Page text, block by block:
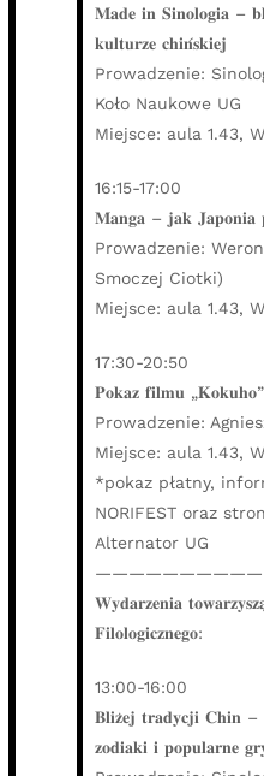
𝐌𝐚𝐝𝐞 𝐢𝐧 𝐒𝐢𝐧𝐨𝐥𝐨𝐠𝐢𝐚 –
𝐤𝐮𝐥𝐭𝐮𝐫𝐳𝐞 𝐜𝐡𝐢𝐧́𝐬𝐤𝐢𝐞𝐣
Prowadzenie:
Koło Naukowe UG
Miejsce: aula 1.43,
16:15-17:00
𝐌𝐚𝐧𝐠𝐚 – 𝐣𝐚𝐤 𝐉𝐚𝐩𝐨𝐧𝐢𝐚
Prowadzenie:
Smoczej Ciotki)
Miejsce: aula 1.43,
17:30-20:50
𝐏𝐨𝐤𝐚𝐳 𝐟𝐢𝐥𝐦𝐮 „𝐊𝐨𝐤𝐮𝐡𝐨”
Prowadzenie:
Miejsce: aula 1.43,
*pokaz płatny,
NORIFEST oraz
Alternator UG
𝐖𝐲𝐝𝐚𝐫𝐳𝐞𝐧𝐢𝐚
𝐅𝐢𝐥𝐨𝐥𝐨𝐠𝐢𝐜𝐳𝐧𝐞𝐠𝐨:
13:00-16:00
𝐁𝐥𝐢𝐳̇𝐞𝐣 𝐭𝐫𝐚𝐝𝐲𝐜𝐣𝐢 𝐂𝐡𝐢𝐧 –
𝐳𝐨𝐝𝐢𝐚𝐤𝐢 𝐢 𝐩𝐨𝐩𝐮𝐥𝐚𝐫𝐧𝐞